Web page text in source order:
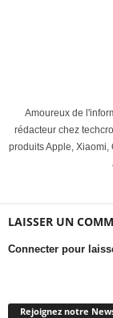
Amoureux de
rédacteur chez
produits Apple, Xiaomi,
LAISSER UN
Connecter pour
Rejoignez notre